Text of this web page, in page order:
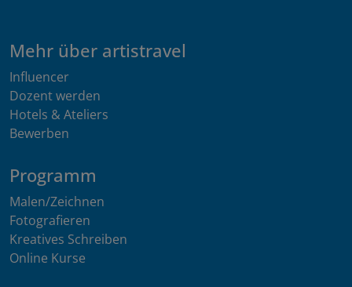
Mehr über artistravel
Influencer
Dozent werden
Hotels & Ateliers
Bewerben
Programm
Malen/Zeichnen
Fotografieren
Kreatives Schreiben
Online Kurse